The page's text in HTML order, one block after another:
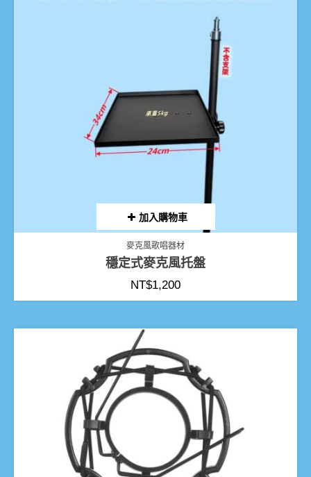
加入購物車
麥克風歌唱器材
穩定式麥克風托盤
NT$1,200